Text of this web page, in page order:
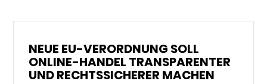
NEUE EU-VERORDNUNG SOLL
ONLINE-HANDEL TRANSPARENTER
UND RECHTSSICHERER MACHEN